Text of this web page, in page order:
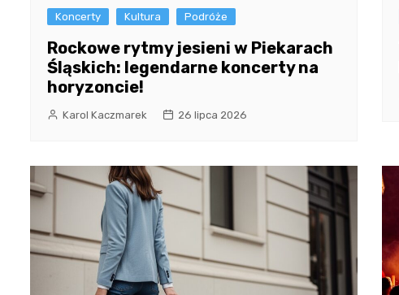
Koncerty Kultura Podróże
Rockowe rytmy jesieni w Piekarach
Śląskich: legendarne koncerty na
horyzoncie!
Karol Kaczmarek 26 lipca 2026